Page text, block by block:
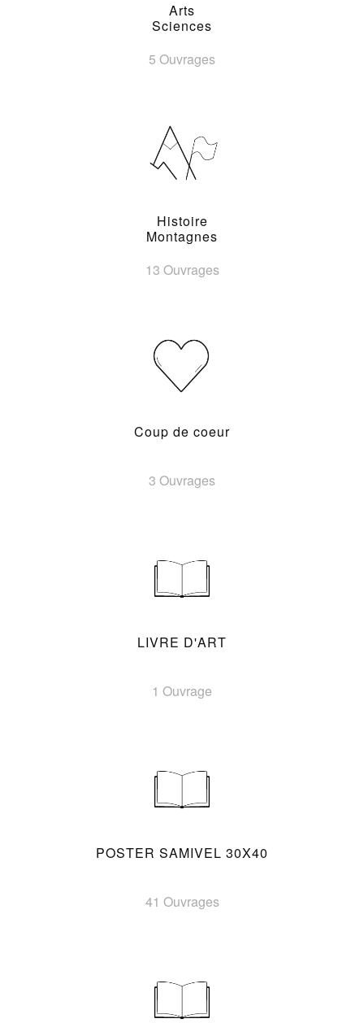
Arts
Sciences
5 Ouvrages
Histoire
Montagnes
13 Ouvrages
Coup de coeur
3 Ouvrages
LIVRE D'ART
1 Ouvrage
POSTER SAMIVEL 30X40
41 Ouvrages